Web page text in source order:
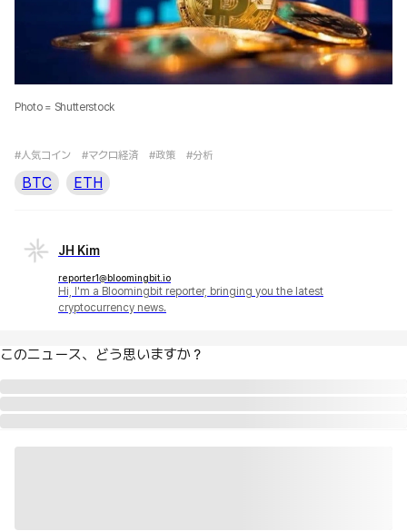
Photo = Shutterstock
#人気コイン #マクロ経済 #政策 #分析
BTC ETH
JH Kim
reporter1@bloomingbit.io
Hi, I'm a Bloomingbit reporter, bringing you the latest
cryptocurrency news.
このニュース、どう思いますか？